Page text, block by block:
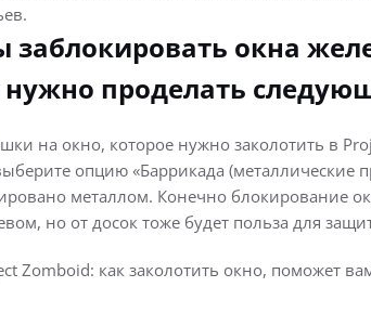
заблокировать окна
проделать
на окно, которое нужно заколотить в
опцию «Баррикада (металлические
металлом. Конечно блокирование
но от досок тоже будет польза для
Zomboid: как заколотить окно, поможет